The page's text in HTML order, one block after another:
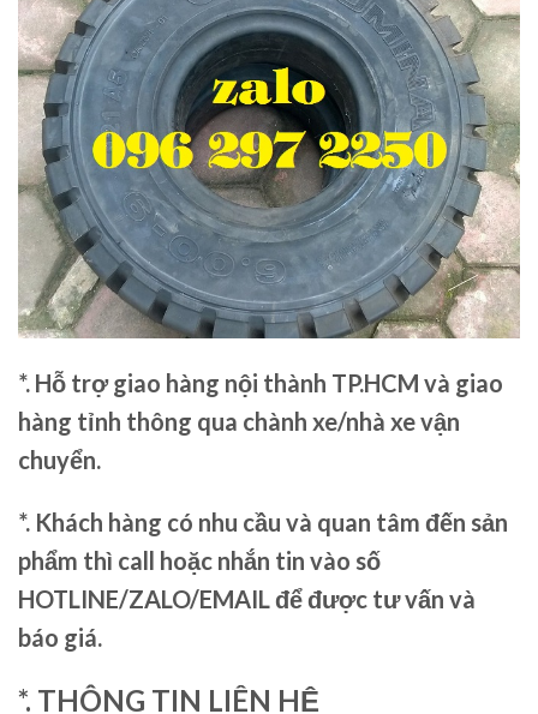
*. Hỗ trợ giao hàng nội thành TP.HCM và giao
hàng tỉnh thông qua chành xe/nhà xe vận
chuyển.
*. Khách hàng có nhu cầu và quan tâm đến sản
phẩm thì call hoặc nhắn tin vào số
HOTLINE/ZALO/EMAIL để được tư vấn và
báo giá.
*. THÔNG TIN LIÊN HỆ